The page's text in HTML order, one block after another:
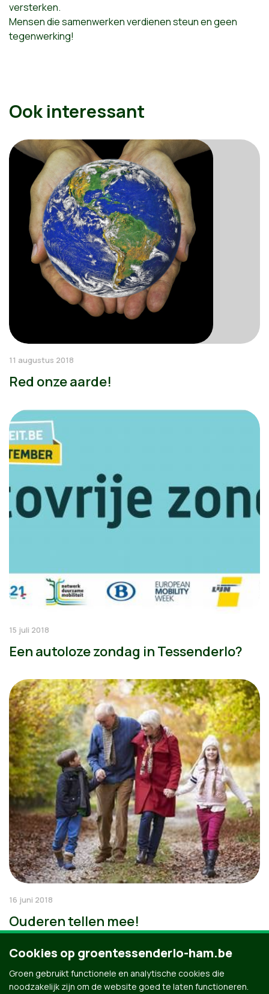
versterken.
Mensen die samenwerken verdienen steun en geen
tegenwerking!
Ook interessant
11 augustus 2018
Red onze aarde!
15 juli 2018
Een autoloze zondag in Tessenderlo?
16 juni 2018
Ouderen tellen mee!
Cookies op groentessenderlo-ham.be
Groen gebruikt functionele en analytische cookies die
noodzakelijk zijn om de website goed te laten functioneren.